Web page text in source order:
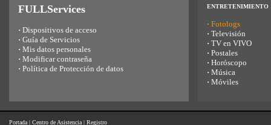
FULLServices
· Dispositivos de acceso
· Guía de Servicios
· Mis datos personales
· Modificar contraseña
· Política de Protección de datos
ENTRETENIMIENTO
· Fotologs
· Televisión
· TV en VIVO
· Postales
· Horóscopo
· Música
· Móviles
Portada | Centro de Asistencia | Registro